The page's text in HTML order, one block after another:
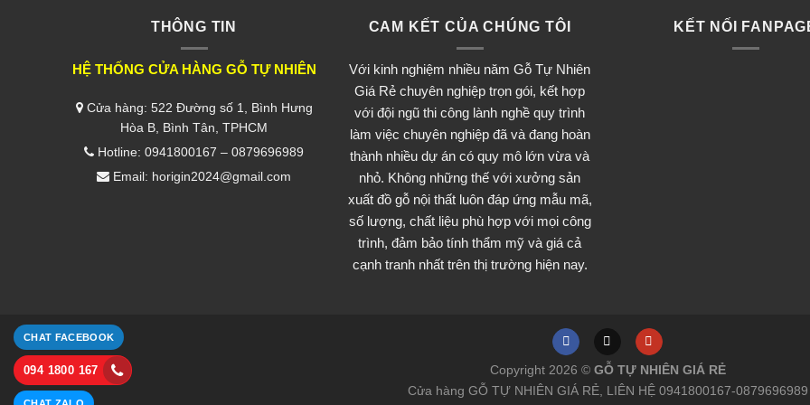
THÔNG TIN
HỆ THỐNG CỬA HÀNG GỖ TỰ NHIÊN
Cửa hàng: 522 Đường số 1, Bình Hưng
Hòa B, Bình Tân, TPHCM
Hotline: 0941800167 – 0879696989
Email: horigin2024@gmail.com
CAM KẾT CỦA CHÚNG TÔI
Với kinh nghiệm nhiều năm Gỗ Tự Nhiên
Giá Rẻ chuyên nghiệp trọn gói, kết hợp
với đội ngũ thi công lành nghề quy trình
làm việc chuyên nghiệp đã và đang hoàn
thành nhiều dự án có quy mô lớn vừa và
nhỏ. Không những thế với xưởng sản
xuất đồ gỗ nội thất luôn đáp ứng mẫu mã,
số lượng, chất liệu phù hợp với mọi công
trình, đảm bảo tính thẩm mỹ và giá cả
cạnh tranh nhất trên thị trường hiện nay.
KẾT NỐI
CHAT FACEBOOK
094 1800 167 Copyright 2026 © GỖ TỰ NHIÊN GIÁ RẺ
Cửa hàng GỖ TỰ NHIÊN GIÁ RẺ, LIÊN HỆ 0941800167-0879696989